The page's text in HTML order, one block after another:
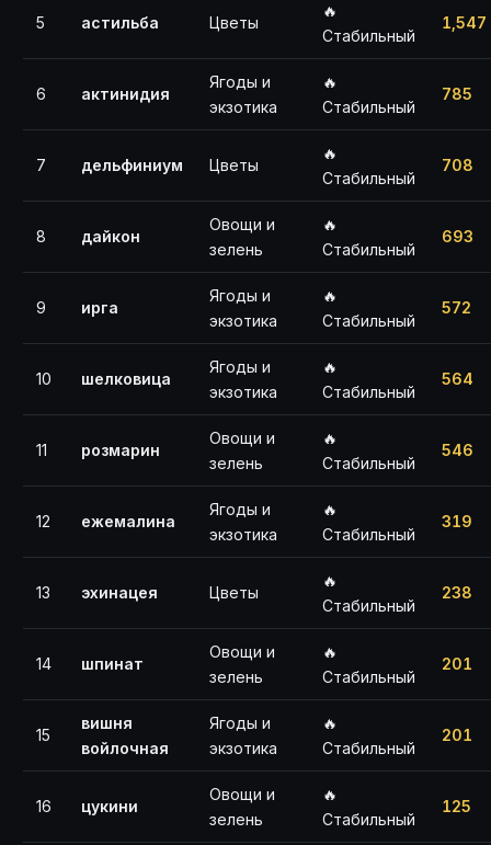
5 астильба Цветы
🔥
Стабильный
1,547
6 актинидия
Ягоды и
экзотика
🔥
Стабильный
785
7 дельфиниум Цветы
🔥
Стабильный
708
8 дайкон
Овощи и
зелень
🔥
Стабильный
693
9 ирга
Ягоды и
экзотика
🔥
Стабильный
572
10 шелковица
Ягоды и
экзотика
🔥
Стабильный
564
11 розмарин
Овощи и
зелень
🔥
Стабильный
546
12 ежемалина
Ягоды и
экзотика
🔥
Стабильный
319
13 эхинацея Цветы
🔥
Стабильный
238
14 шпинат
Овощи и
зелень
🔥
Стабильный
201
15
вишня
войлочная
Ягоды и
экзотика
🔥
Стабильный
201
16 цукини
Овощи и
зелень
🔥
Стабильный
125